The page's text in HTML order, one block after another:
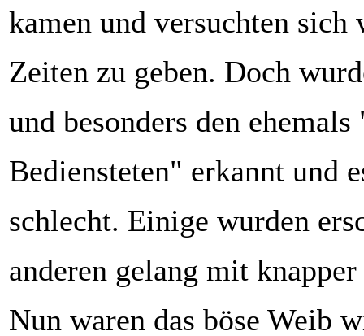
kamen und versuchten sich
Zeiten zu geben. Doch
und besonders den
Bediensteten" erkannt und
schlecht. Einige wurden
anderen gelang mit
Nun waren das böse Weib